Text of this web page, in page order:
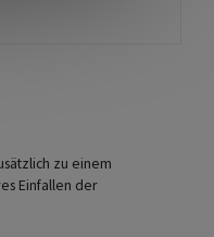
zu einem
Einfallen der